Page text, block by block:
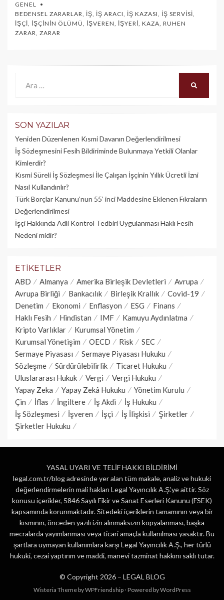
GENEL
BEDENSEL ZARARLAR, İŞ, İŞ ARACI, İŞ KAZASI, İŞ SERVISI,
İŞÇI, İŞÇININ ÖLÜMÜ, İŞVEREN, İŞYERI, KAZA, RUHEN
ZARAR, ZARAR
SON YAZILAR
Yeniden Düzenlenen Kısmi Davanın Değerlendirilmesi
İş Sözleşmesini Fesih Bildiriminde Bulunmaya Yetkili Olanlar
Kimlerdir?
Kısmi Süreli İş Sözleşmesi İle Çalışan İşçinin Yıllık Üc­retli İzni
Nasıl Kullandırılır?
Türk Borçlar Kanunu’nun 55’ inci Maddesine Eklenen Fıkraların
Değerlendirilmesi
İşçi Hakkında Adli Kontrol Tedbiri Uygulanması Haklı Fesih
Nedeni midir?
ETIKETLER
ABD Almanya Amerika Birleşik Devletleri
Avrupa
Avrupa Birliği
Bankacılık Birleşik Krallık
Covid-19
Denetim
Ekonomi Enflasyon ESG
Finans
Haklı Fesih
Hindistan IMF
Kamuyu Aydınlatma
Kripto Varlıklar
Kurumsal Yönetim
Kurumsal Yönetişim
OECD Risk
SEC
Sermaye Piyasası
Sermaye Piyasası Hukuku
Sözleşme
Sürdürülebilirlik
Ticaret Hukuku
Uluslararası Hukuk
Vergi
Vergi Hukuku
Yapay Zeka
Yapay Zekâ Hukuku
Yönetim Kurulu
Çin
İflas İngiltere İş Akdi
İş Hukuku
İş Sözleşmesi
İşveren İşçi İş İlişkisi
Şirketler
Şirketler Hukuku
YASAL UYARI VE TELİF HAKKI BİLDİRİMİ
legal.com.tr/blog adresinde yer alan tüm makale, analiz ve hukuki
değerlendirmelerin mali hakları Legal Yayıncılık A.Ş.’ye aittir. Söz
konusu içerikler, 5846 Sayılı Fikir ve Sanat Eserleri Kanunu (FSEK)
kapsamında korunmaktadır. Sitedeki içeriklerin tamamının veya bir
kısmının, önceden yazılı izin alınmaksızın kopyalanması, başka
mecralarda yayımlanması veya ticari amaçla kullanılması yasaktır. Bu
şartlara uymayan kullanımlara karşı Legal Yayıncılık A.Ş., her türlü
hukuki, cezai yaptırım ve maddi, manevi tazminat hakkını saklı tutar.
© Copyright 2026 – LEGAL BLOG
Wisteria Theme byWPFriendship ⋅ Powered byWordPress